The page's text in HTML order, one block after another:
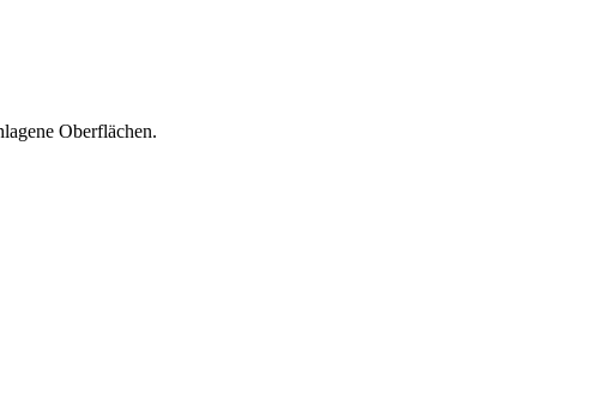
Oberflächen.